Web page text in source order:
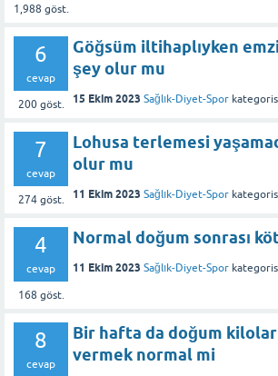
1,988 göst.
6
cevap
200göst.
Göğsüm iltihaplıyken
şey olur mu
15 Ekim 2023 Sağlık-Diyet-Spor
7
cevap
274göst.
Lohusa terlemesi
olur mu
11 Ekim 2023 Sağlık-Diyet-Spor
4
cevap
168 göst.
Normal doğum sonrası
11 Ekim 2023 Sağlık-Diyet-Spor
8
cevap
Bir hafta da doğum
vermek normal mi